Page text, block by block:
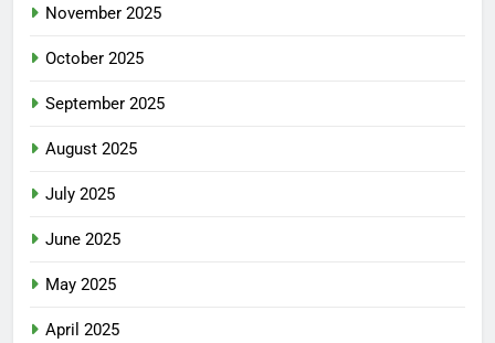
November 2025
October 2025
September 2025
August 2025
July 2025
June 2025
May 2025
April 2025